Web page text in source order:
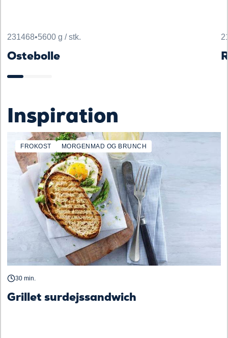
231468•5600 g / stk.
Ostebolle
Inspiration
FROKOST MORGENMAD OG BRUNCH
30 min.
Grillet surdejssandwich